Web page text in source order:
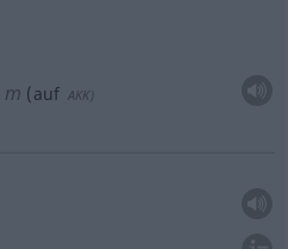
m (auf AKK)